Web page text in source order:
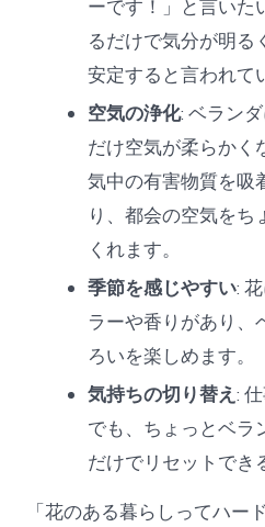
ーです！」と言いた
るだけで気分が明る
安定すると言われて
空気の浄化: ベラン
だけ空気が柔らかく
気中の有害物質を吸
り、都会の空気をち
くれます。
季節を感じやすい:
ラーや香りがあり、
ろいを楽しめます。
気持ちの切り替え:
でも、ちょっとベラ
だけでリセットでき
「花のある暮らしってハー